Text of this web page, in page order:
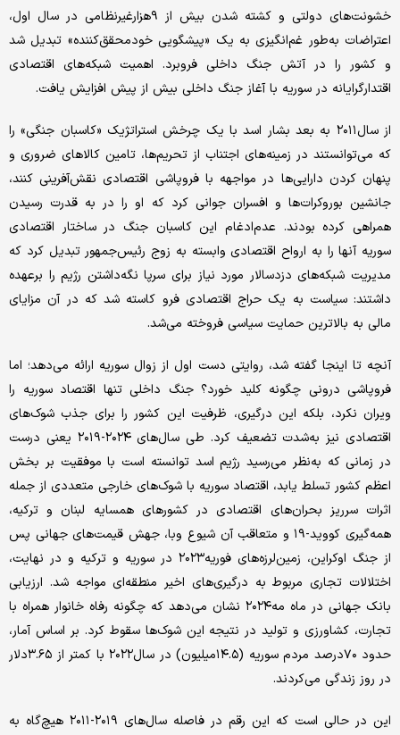
خشونت‌های دولتی و کشته شدن بیش از ۹هزارغیرنظامی در سال اول،
اعتراضات به‌طور غم‌انگیزی به یک «پیشگویی خودمحقق‌کننده» تبدیل شد
و کشور را در آتش جنگ داخلی فروبرد. اهمیت شبکه‌های اقتصادی
اقتدارگرایانه در سوریه با آغاز جنگ داخلی بیش از پیش افزایش یافت.
از سال۲۰۱۱ به بعد بشار اسد با یک چرخش استراتژیک «کاسبان جنگی» را
که می‌توانستند در زمینه‌های اجتناب از تحریم‌ها، تامین کالاهای ضروری و
پنهان کردن دارایی‌ها در مواجهه با فروپاشی اقتصادی نقش‌آفرینی کنند،
جانشین بوروکرات‌ها و افسران جوانی کرد که او را در به قدرت رسیدن
همراهی کرده بودند. عدم‌ادغام این کاسبان جنگ در ساختار اقتصادی
سوریه آنها را به ارواح اقتصادی وابسته به زوج رئیس‌جمهور تبدیل کرد که
مدیریت شبکه‌های دزدسالار مورد نیاز برای سرپا نگه‌داشتن رژیم را برعهده
داشتند: سیاست به یک حراج اقتصادی فرو کاسته شد که در آن مزایای
مالی به بالاترین حمایت سیاسی فروخته می‌شد.
آنچه تا اینجا گفته شد، روایتی دست اول از زوال سوریه ارائه می‌دهد؛ اما
فروپاشی درونی چگونه کلید خورد؟ جنگ داخلی تنها اقتصاد سوریه را
ویران نکرد، بلکه این درگیری، ظرفیت این کشور را برای جذب شوک‌های
اقتصادی نیز به‌شدت تضعیف کرد. طی سال‌های ۲۰۲۴-۲۰۱۹ یعنی درست
در زمانی که به‌نظر می‌رسید رژیم اسد توانسته است با موفقیت بر بخش
اعظم کشور تسلط یابد، اقتصاد سوریه با شوک‌های خارجی متعددی از جمله
اثرات سرریز بحران‌های اقتصادی در کشورهای همسایه لبنان و ترکیه،
همه‌گیری کووید-۱۹ و متعاقب آن شیوع وبا، جهش قیمت‌های جهانی پس
از جنگ اوکراین، زمین‌لرزه‌های فوریه۲۰۲۳ در سوریه و ترکیه و در نهایت،
اختلالات تجاری مربوط به درگیری‌های اخیر منطقه‌ای مواجه شد. ارزیابی
بانک جهانی در ماه مه۲۰۲۴ نشان می‌دهد که چگونه رفاه خانوار همراه با
تجارت، کشاورزی و تولید در نتیجه این شوک‌ها سقوط کرد. بر اساس آمار،
حدود ۷۰درصد مردم سوریه (۱۴.۵میلیون) در سال۲۰۲۲ با کمتر از ۳.۶۵دلار
در روز زندگی می‌کردند.
این در حالی است که این رقم در فاصله سال‌های ۲۰۱۹-۲۰۱۱ هیچ‌گاه به